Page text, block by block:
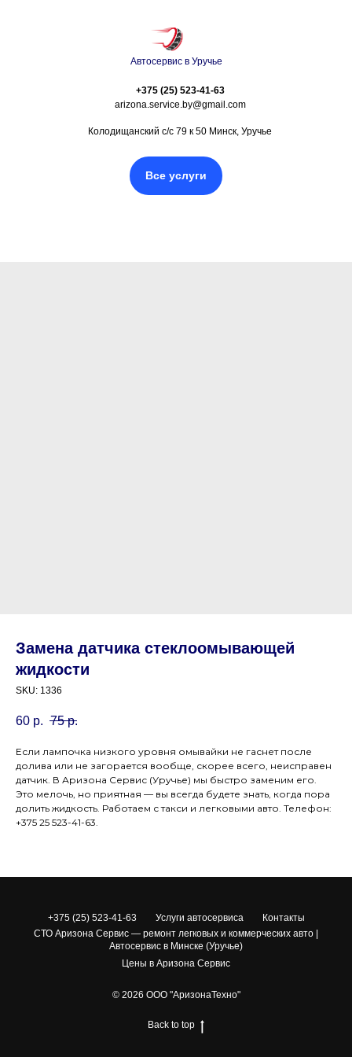
Автосервис в Уручье
+375 (25) 523-41-63
arizona.service.by@gmail.com
Колодищанский с/с 79 к 50 Минск, Уручье
Все услуги
Замена датчика стеклоомывающей
жидкости
SKU: 1336
60 р. 75 р.
Если лампочка низкого уровня омывайки не гаснет после
долива или не загорается вообще, скорее всего, неисправен
датчик. В Аризона Сервис (Уручье) мы быстро заменим его.
Это мелочь, но приятная — вы всегда будете знать, когда пора
долить жидкость. Работаем с такси и легковыми авто. Телефон:
+375 25 523-41-63.
+375 (25) 523-41-63 Услуги автосервиса
Контакты
СТО Аризона Сервис — ремонт легковых и коммерческих авто |
Автосервис в Минске (Уручье)
Цены в Аризона Сервис
© 2026 ООО "АризонаТехно"
Back to top